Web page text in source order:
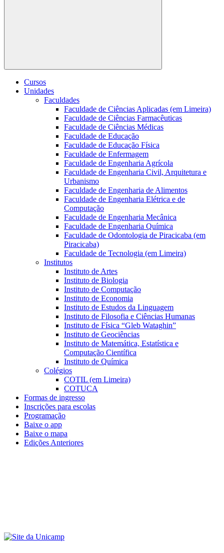
Buscar
Cursos
Unidades
Faculdades
Faculdade de Ciências Aplicadas (em Limeira)
Faculdade de Ciências Farmacêuticas
Faculdade de Ciências Médicas
Faculdade de Educação
Faculdade de Educação Física
Faculdade de Enfermagem
Faculdade de Engenharia Agrícola
Faculdade de Engenharia Civil, Arquitetura e
Urbanismo
Faculdade de Engenharia de Alimentos
Faculdade de Engenharia Elétrica e de
Computação
Faculdade de Engenharia Mecânica
Faculdade de Engenharia Química
Faculdade de Odontologia de Piracicaba (em
Piracicaba)
Faculdade de Tecnologia (em Limeira)
Institutos
Instituto de Artes
Instituto de Biologia
Instituto de Computação
Instituto de Economia
Instituto de Estudos da Linguagem
Instituto de Filosofia e Ciências Humanas
Instituto de Física “Gleb Wataghin”
Instituto de Geociências
Instituto de Matemática, Estatística e
Computação Científica
Instituto de Química
Colégios
COTIL (em Limeira)
COTUCA
Formas de ingresso
Inscrições para escolas
Programação
Baixe o app
Baixe o mapa
Edições Anteriores